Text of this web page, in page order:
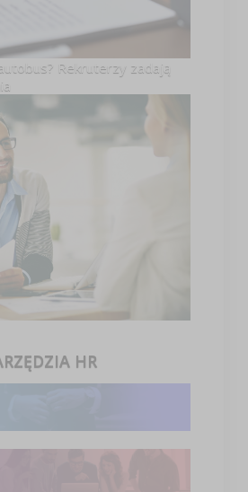
Rekruterzy zadają
HR